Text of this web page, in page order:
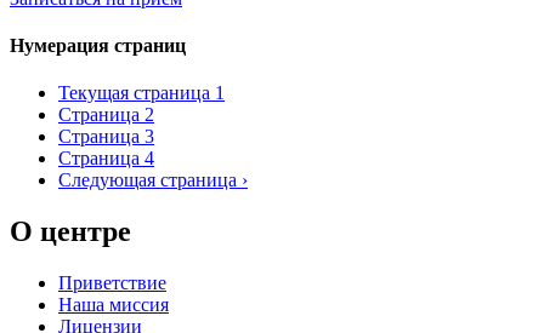
Нумерация страниц
Текущая страница 1
Страница 2
Страница 3
Страница 4
Следующая страница ›
О центре
Приветствие
Наша миссия
Лицензии